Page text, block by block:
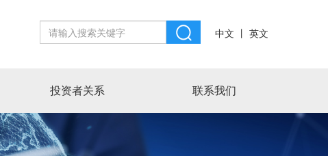
中文 丨 英文
投资者关系 联系我们